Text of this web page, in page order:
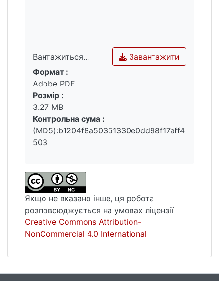
западина, межа карбон/перм, картамиська
світа, регіональна незгідність, піщані тіла,
стартиграфічно екрановані пастки.
Вантажиться...
Вантажиться...
Завантажити
Формат :
Adobe PDF
Розмір :
3.27 MB
Контрольна сума :
(MD5):b1204f8a50351330e0dd98f17aff4
503
Якщо не вказано інше, ця робота
розповсюджується на умовах ліцензії
Creative Commons Attribution-
NonCommercial 4.0 International